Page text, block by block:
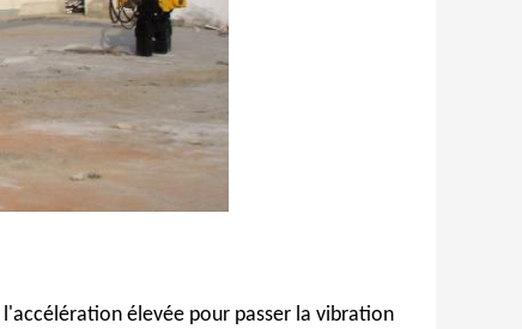
élevée pour passer la vibration